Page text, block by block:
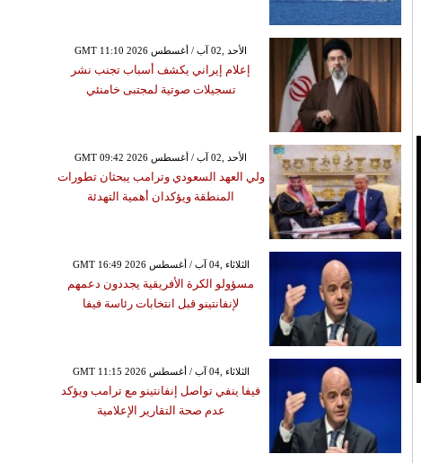
GMT 11:10 2026 الأحد ,02 آب / أغسطس
إعلام إيراني يكشف أسباب تجنب نشر
تسجيلات صوتية لمجتبى خامنئي
GMT 09:42 2026 الأحد ,02 آب / أغسطس
ولي العهد السعودي وترامب يبحثان تطورات
المنطقة ويؤكدان أهمية التهدئة
GMT 16:49 2026 الثلاثاء ,04 آب / أغسطس
مسؤولو الكرة الأفريقية يجددون دعمهم
لإنفانتينو قبل انتخابات رئاسة فيفا
GMT 11:15 2026 الثلاثاء ,04 آب / أغسطس
فيفا ينفي تواصل إنفانتينو مع ترامب ويؤكد
عدم صحة التقارير الإعلامية